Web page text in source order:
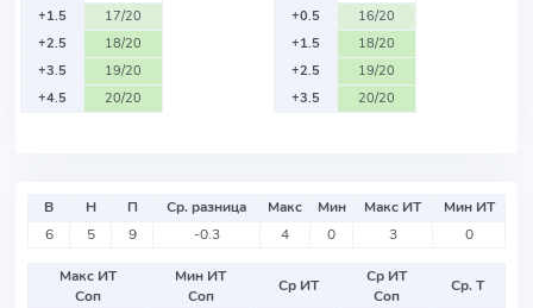
+1.5
17/20
+2.5
18/20
+3.5
19/20
+4.5
20/20
+0.5
16/20
+1.5
18/20
+2.5
19/20
+3.5
20/20
В Н П Ср. разница Макс Мин Макс ИТ
Мин ИТ
6
5 9 -0.3 4 0 3 0
Макс ИТ
Соп
Мин ИТ
Соп
Ср ИТ
Ср ИТ
Соп
Ср. Т